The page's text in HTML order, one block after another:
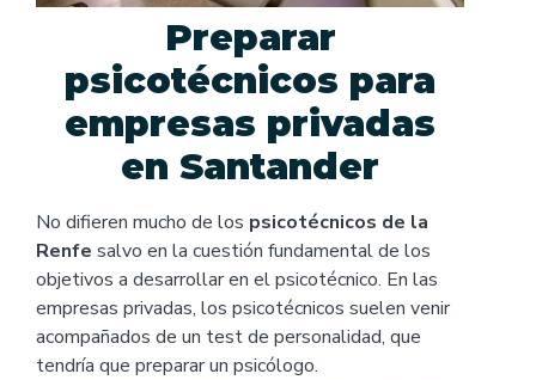
Preparar
psicotécnicos para
empresas privadas
en Santander
No difieren mucho de los psicotécnicos de la
Renfe salvo en la cuestión fundamental de los
objetivos a desarrollar en el psicotécnico. En las
empresas privadas, los psicotécnicos suelen venir
acompañados de un test de personalidad, que
tendría que preparar un psicólogo.